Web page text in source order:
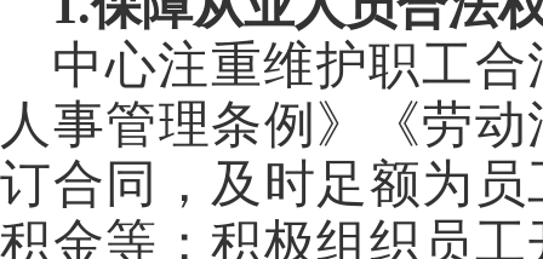
中心注重维护职工
人事管理条例》《劳
订合同，及时足额为
积金等；积极组织员